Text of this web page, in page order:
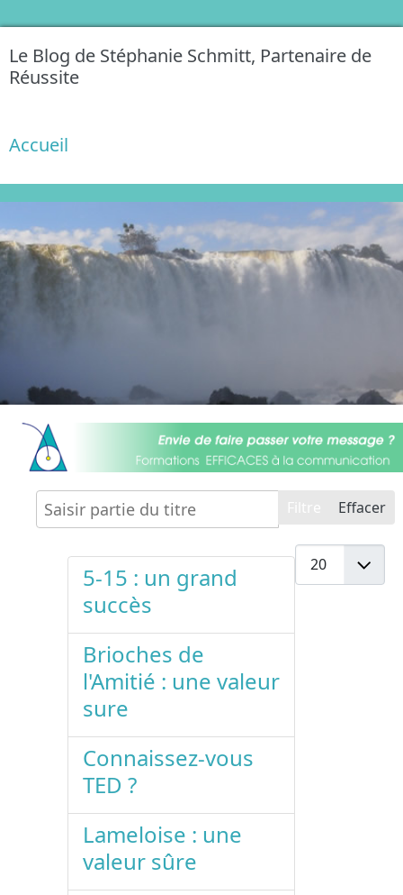
Le Blog de Stéphanie Schmitt, Partenaire de
Réussite
Accueil
Saisir partie du titre Effacer
Affichage #
5-15 : un grand
succès
Brioches de
l'Amitié : une valeur
sure
Connaissez-vous
TED ?
Lameloise : une
valeur sûre